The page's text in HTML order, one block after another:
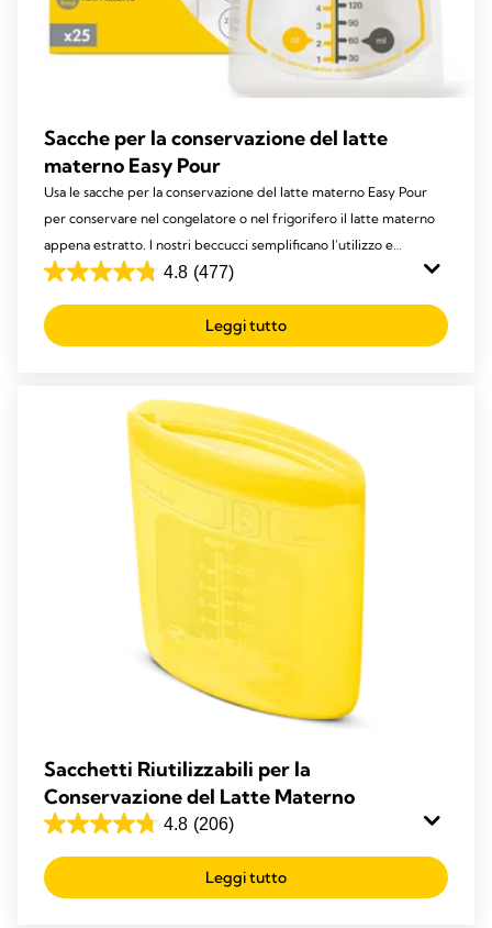
Sacche per la conservazione del latte
materno Easy Pour
Usa le sacche per la conservazione del latte materno Easy Pour
per conservare nel congelatore o nel frigorifero il latte materno
appena estratto. I nostri beccucci semplificano l'utilizzo e
consentono una gestione senza sprechi.
4.8 (477)
4.8
su
5
recensioni
Leggi tutto
Sacchetti Riutilizzabili per la
Conservazione del Latte Materno
4.8 (206)
4.8
su
5
Leggi tutto